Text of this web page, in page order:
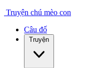
Truyện chú mèo con
Câu đố
Truyện